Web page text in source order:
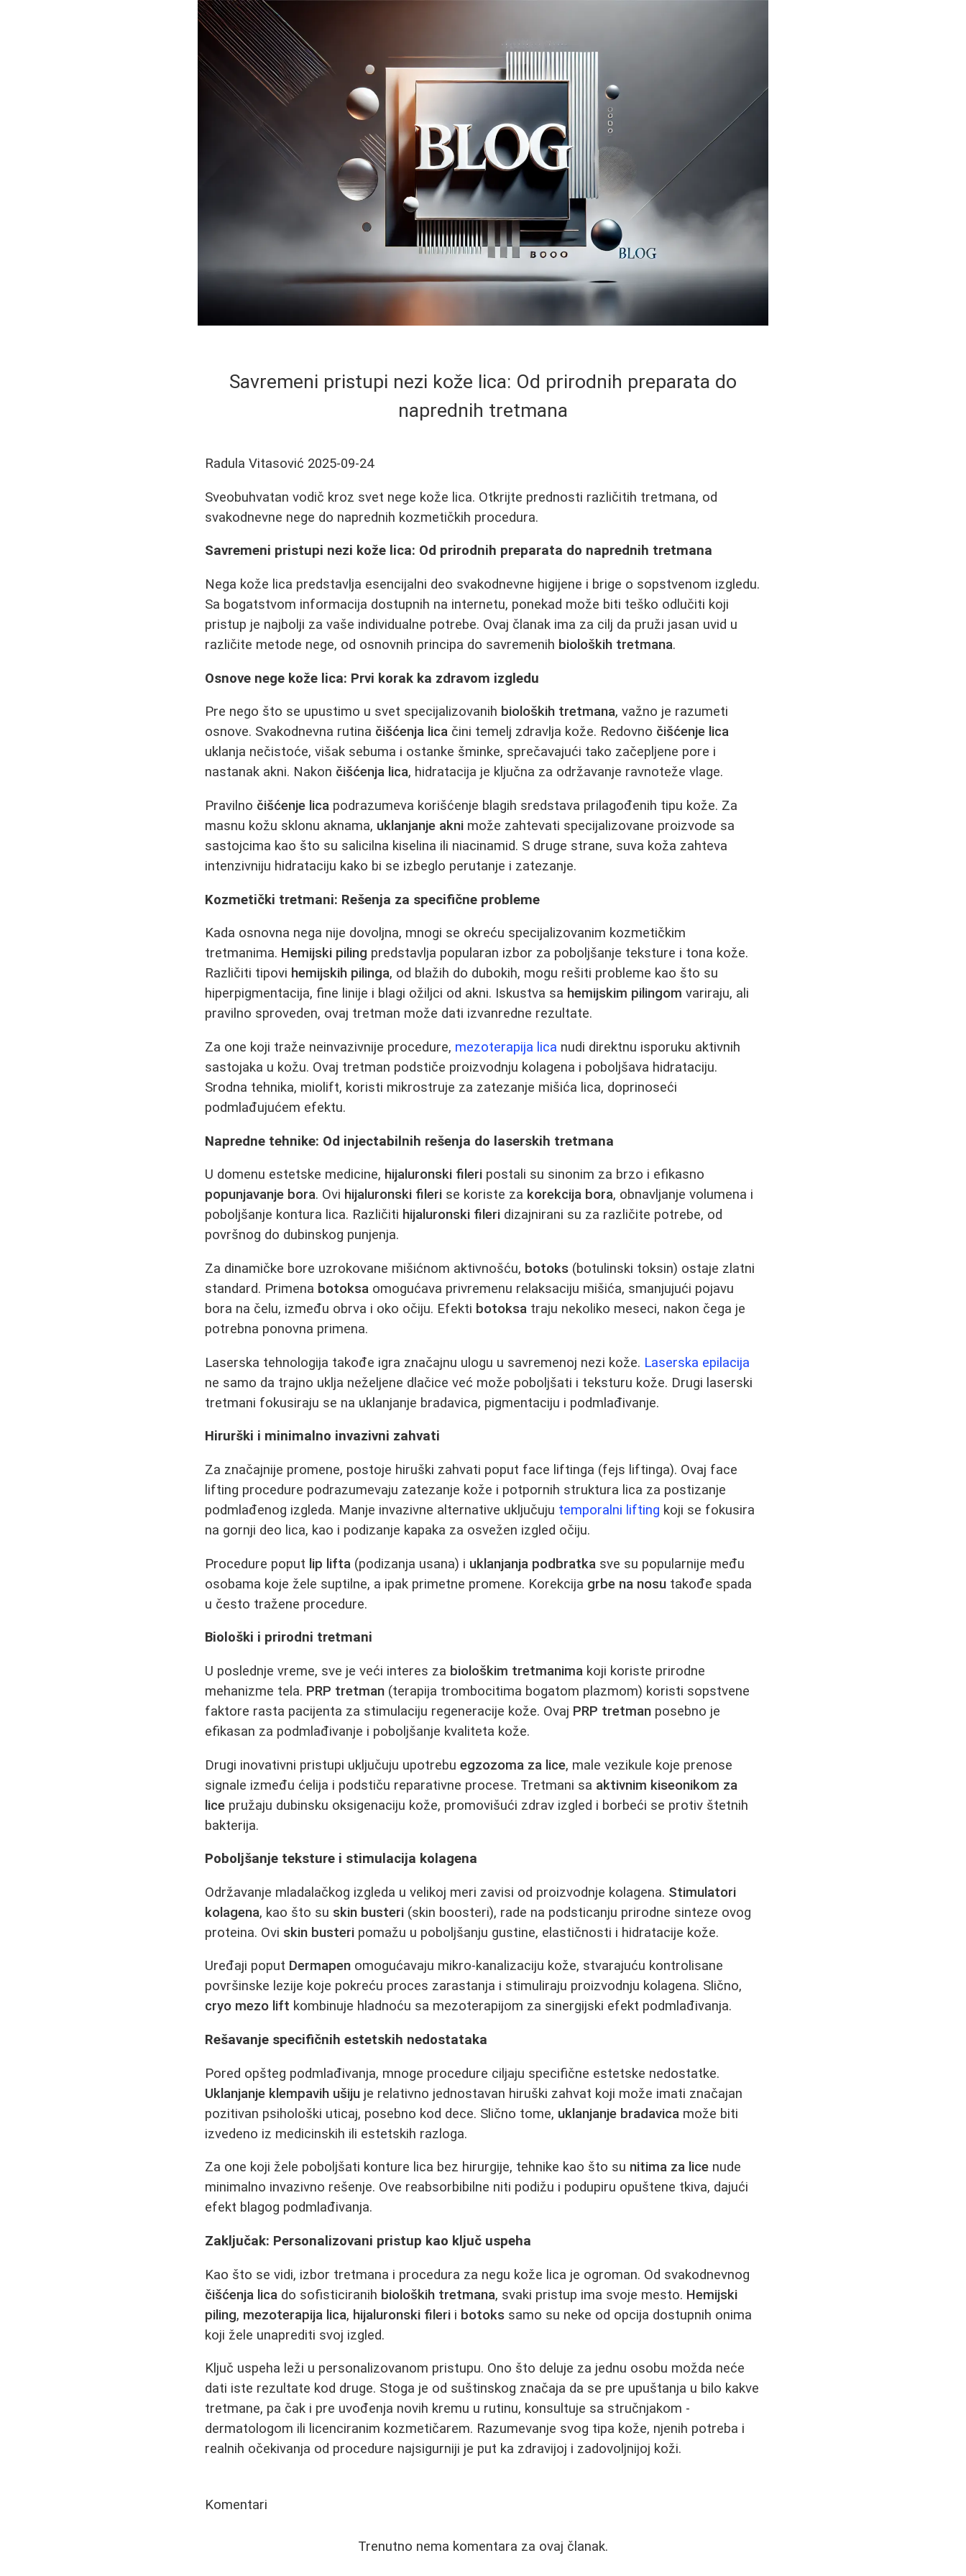
Savremeni pristupi nezi kože lica: Od prirodnih preparata do
naprednih tretmana
Radula Vitasović 2025-09-24
Sveobuhvatan vodič kroz svet nege kože lica. Otkrijte prednosti različitih tretmana, od
svakodnevne nege do naprednih kozmetičkih procedura.
Savremeni pristupi nezi kože lica: Od prirodnih preparata do naprednih tretmana
Nega kože lica predstavlja esencijalni deo svakodnevne higijene i brige o sopstvenom izgledu.
Sa bogatstvom informacija dostupnih na internetu, ponekad može biti teško odlučiti koji
pristup je najbolji za vaše individualne potrebe. Ovaj članak ima za cilj da pruži jasan uvid u
različite metode nege, od osnovnih principa do savremenih bioloških tretmana.
Osnove nege kože lica: Prvi korak ka zdravom izgledu
Pre nego što se upustimo u svet specijalizovanih bioloških tretmana, važno je razumeti
osnove. Svakodnevna rutina čišćenja lica čini temelj zdravlja kože. Redovno čišćenje lica
uklanja nečistoće, višak sebuma i ostanke šminke, sprečavajući tako začepljene pore i
nastanak akni. Nakon čišćenja lica, hidratacija je ključna za održavanje ravnoteže vlage.
Pravilno čišćenje lica podrazumeva korišćenje blagih sredstava prilagođenih tipu kože. Za
masnu kožu sklonu aknama, uklanjanje akni može zahtevati specijalizovane proizvode sa
sastojcima kao što su salicilna kiselina ili niacinamid. S druge strane, suva koža zahteva
intenzivniju hidrataciju kako bi se izbeglo perutanje i zatezanje.
Kozmetički tretmani: Rešenja za specifične probleme
Kada osnovna nega nije dovoljna, mnogi se okreću specijalizovanim kozmetičkim
tretmanima. Hemijski piling predstavlja popularan izbor za poboljšanje teksture i tona kože.
Različiti tipovi hemijskih pilinga, od blažih do dubokih, mogu rešiti probleme kao što su
hiperpigmentacija, fine linije i blagi ožiljci od akni. Iskustva sa hemijskim pilingom variraju, ali
pravilno sproveden, ovaj tretman može dati izvanredne rezultate.
Za one koji traže neinvazivnije procedure, mezoterapija lica nudi direktnu isporuku aktivnih
sastojaka u kožu. Ovaj tretman podstiče proizvodnju kolagena i poboljšava hidrataciju.
Srodna tehnika, miolift, koristi mikrostruje za zatezanje mišića lica, doprinoseći
podmlađujućem efektu.
Napredne tehnike: Od injectabilnih rešenja do laserskih tretmana
U domenu estetske medicine, hijaluronski fileri postali su sinonim za brzo i efikasno
popunjavanje bora. Ovi hijaluronski fileri se koriste za korekcija bora, obnavljanje volumena i
poboljšanje kontura lica. Različiti hijaluronski fileri dizajnirani su za različite potrebe, od
površnog do dubinskog punjenja.
Za dinamičke bore uzrokovane mišićnom aktivnošću, botoks (botulinski toksin) ostaje zlatni
standard. Primena botoksa omogućava privremenu relaksaciju mišića, smanjujući pojavu
bora na čelu, između obrva i oko očiju. Efekti botoksa traju nekoliko meseci, nakon čega je
potrebna ponovna primena.
Laserska tehnologija takođe igra značajnu ulogu u savremenoj nezi kože. Laserska epilacija
ne samo da trajno uklja neželjene dlačice već može poboljšati i teksturu kože. Drugi laserski
tretmani fokusiraju se na uklanjanje bradavica, pigmentaciju i podmlađivanje.
Hirurški i minimalno invazivni zahvati
Za značajnije promene, postoje hiruški zahvati poput face liftinga (fejs liftinga). Ovaj face
lifting procedure podrazumevaju zatezanje kože i potpornih struktura lica za postizanje
podmlađenog izgleda. Manje invazivne alternative uključuju temporalni lifting koji se fokusira
na gornji deo lica, kao i podizanje kapaka za osvežen izgled očiju.
Procedure poput lip lifta (podizanja usana) i uklanjanja podbratka sve su popularnije među
osobama koje žele suptilne, a ipak primetne promene. Korekcija grbe na nosu takođe spada
u često tražene procedure.
Biološki i prirodni tretmani
U poslednje vreme, sve je veći interes za biološkim tretmanima koji koriste prirodne
mehanizme tela. PRP tretman (terapija trombocitima bogatom plazmom) koristi sopstvene
faktore rasta pacijenta za stimulaciju regeneracije kože. Ovaj PRP tretman posebno je
efikasan za podmlađivanje i poboljšanje kvaliteta kože.
Drugi inovativni pristupi uključuju upotrebuegzozoma za lice, male vezikule koje prenose
signale između ćelija i podstiču reparativne procese. Tretmani sa aktivnim kiseonikom za
lice pružaju dubinsku oksigenaciju kože, promovišući zdrav izgled i borbeći se protiv štetnih
bakterija.
Poboljšanje teksture i stimulacija kolagena
Održavanje mladalačkog izgleda u velikoj meri zavisi od proizvodnje kolagena. Stimulatori
kolagena, kao što su skin busteri (skin boosteri), rade na podsticanju prirodne sinteze ovog
proteina. Ovi skin busteri pomažu u poboljšanju gustine, elastičnosti i hidratacije kože.
Uređaji poput Dermapen omogućavaju mikro-kanalizaciju kože, stvarajuću kontrolisane
površinske lezije koje pokreću proces zarastanja i stimuliraju proizvodnju kolagena. Slično,
cryo mezo lift kombinuje hladnoću sa mezoterapijom za sinergijski efekt podmlađivanja.
Rešavanje specifičnih estetskih nedostataka
Pored opšteg podmlađivanja, mnoge procedure ciljaju specifične estetske nedostatke.
Uklanjanje klempavih ušiju je relativno jednostavan hiruški zahvat koji može imati značajan
pozitivan psihološki uticaj, posebno kod dece. Slično tome, uklanjanje bradavica može biti
izvedeno iz medicinskih ili estetskih razloga.
Za one koji žele poboljšati konture lica bez hirurgije, tehnike kao što su nitima za lice nude
minimalno invazivno rešenje. Ove reabsorbibilne niti podižu i podupiru opuštene tkiva, dajući
efekt blagog podmlađivanja.
Zaključak: Personalizovani pristup kao ključ uspeha
Kao što se vidi, izbor tretmana i procedura za negu kože lica je ogroman. Od svakodnevnog
čišćenja lica do sofisticiranih bioloških tretmana, svaki pristup ima svoje mesto. Hemijski
piling, mezoterapija lica, hijaluronski fileri i botoks samo su neke od opcija dostupnih onima
koji žele unaprediti svoj izgled.
Ključ uspeha leži u personalizovanom pristupu. Ono što deluje za jednu osobu možda neće
dati iste rezultate kod druge. Stoga je od suštinskog značaja da se pre upuštanja u bilo kakve
tretmane, pa čak i pre uvođenja novih kremu u rutinu, konsultuje sa stručnjakom -
dermatologom ili licenciranim kozmetičarem. Razumevanje svog tipa kože, njenih potreba i
realnih očekivanja od procedure najsigurniji je put ka zdravijoj i zadovoljnijoj koži.
Komentari
Trenutno nema komentara za ovaj članak.